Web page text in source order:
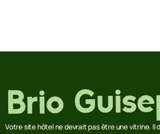
Votre site hôtel ne devrait pas être une vitrine. Il